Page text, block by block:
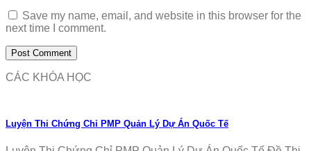
Save my name, email, and website in this browser for the
next time I comment.
CÁC KHÓA HỌC
Luyện Thi Chứng Chỉ PMP Quản Lý Dự Án Quốc Tế